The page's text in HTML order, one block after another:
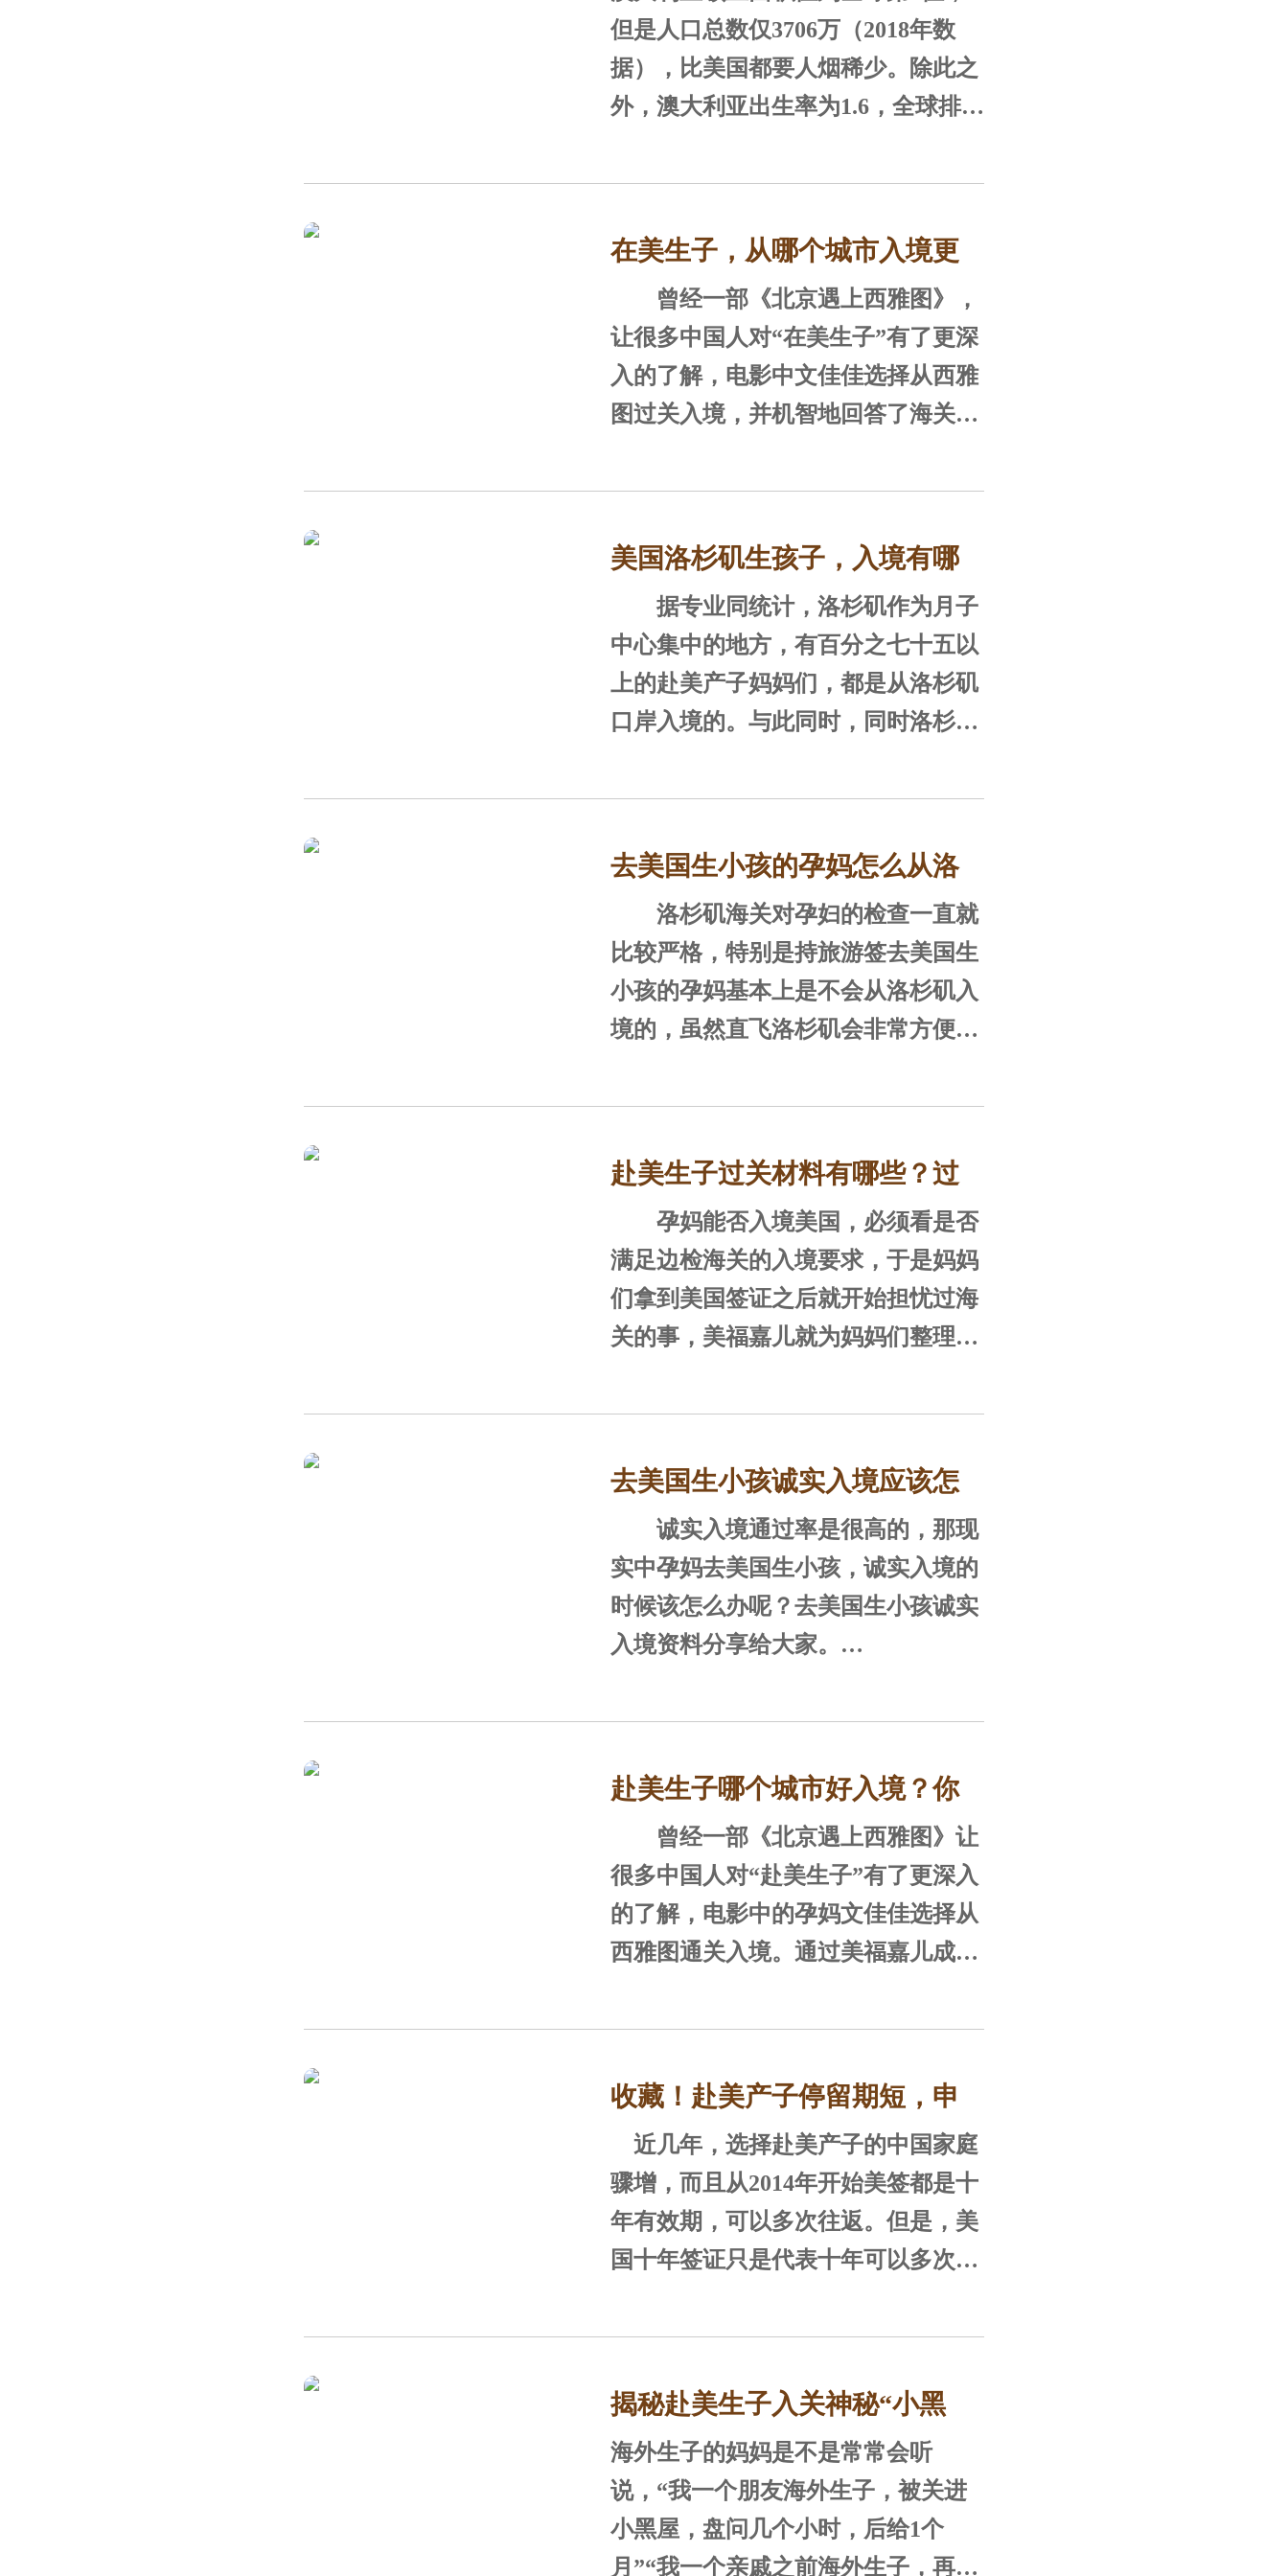
区的房价。
但是人口总数仅3706万（2018年数
据），比美国都要人烟稀少。除此之
外，澳大利亚出生率为1.6，全球排名
生子为提升这个國家的出生率做了挺
都是看好了澳大利亚环境、教育、就
业、社会保障部等方面的优势，并且
还有许多相当于美国生孩子的益处。
在美生子，从哪个城市入境更
好？
曾经一部《北京遇上西雅图》，
让很多中国人对“在美生子”有了更深
入的了解，电影中文佳佳选择从西雅
图过关入境，并机智地回答了海关的
佳那样被海关询问，甚至被带进小黑
是一门大学问。通过美福嘉儿成功在
美生子的孕妈们大多选择从洛杉矶、
夏威夷、拉斯维加斯等城市入境。
一、洛杉矶
洛杉矶位于美国的西海岸，赴美
的通关量巨大，洛杉矶海关的工作人
员在审查时也会对孕妈们特别留意。
并且洛杉矶海关的工作人员在处理孕
美国洛杉矶生孩子，入境有哪
些注意事项
据专业同统计，洛杉矶作为月子
中心集中的地方，有百分之七十五以
上的赴美产子妈妈们，都是从洛杉矶
口岸入境的。与此同时，同时洛杉矶
一，怎样顺利入境成了孕妈为关心的
一、入境需要注意的
1、诚实入境
实”的基础上，是合法的。面对海关
期入境，都要如实说明赴美生宝宝的
事实，并且要表现自信，自己是光明
正大来美国生孩子，已经规划好所有
行程，还能提供境外生育保险、医生
预约单、回程机票。
去美国生小孩的孕妈怎么从洛
杉矶过海关​？
洛杉矶海关对孕妇的检查一直就
比较严格，特别是持旅游签去美国生
小孩的孕妈基本上是不会从洛杉矶入
境的，虽然直飞洛杉矶会非常方便，
美国而不被遣返，孕妈会选择转航班
不过持有诚实签的孕妈是可以直
飞洛杉矶的。孕妈持诚实签去去美国
生小孩，入境洛杉矶还需要通过CBP
的审核，才能拿到停留期合法进入美
海关，下面就由美福嘉儿就洛杉矶过
说明。
步：窗口选CBP
入境接受洛
赴美生子过关材料有哪些？过
关流程是什么？
​孕妈能否入境美国，必须看是否
满足边检海关的入境要求，于是妈妈
们拿到美国签证之后就开始担忧过海
关的事，美福嘉儿就为妈妈们整理一
妈们都能顺顺利利过海关。
一、上飞机填写海关申报单
在中国到美国的航班上填写，由
空乘服务人员发给乘客，美国已取消
I-94出入境表格的填写，因此只需填
是直系亲属才能够共同填写一张表
格，旁系亲属及朋友关系都必须分开
单独填写。
二、前往入境大厅，办理入境
下飞
去美国生小孩诚实入境应该怎
么做？
诚实入境通过率是很高的，那现
实中孕妈去美国生小孩，诚实入境的
时候该怎么办呢？去美国生小孩诚实
入境资料分享给大家。
一、什么是诚实入境
诚实入境是去美国生小孩行业里
对孕妈诚实办理签证行为的统称，诚
实入境实质是美国B2类非移民签证，
B2类签证综合旅游、商务、医疗、探
亲等目的，通常情况下，签证获批后
民签证，在有效期内，孕妈可多次往
天。
二、诚实入境需要专项准备的材
料
样，但诚
赴美生子哪个城市好入境？你
有这些选择！(图文)
曾经一部《北京遇上西雅图》让
很多中国人对“赴美生子”有了更深入
的了解，电影中的孕妈文佳佳选择从
西雅图通关入境​。通过美福嘉儿成功
矶、塞班、夏威夷、拉斯维加斯等城
一、洛杉矶
洛杉矶位于美国的西海岸，赴美
生子产业比较发达，所以这里赴美生
工作人员在审查时也会对孕妈们特别
处理孕妈入境事宜上已经有了丰富的
经验，询问往往一针见血，但他们不
会刻意为难孕妈，孕妈们也不必太紧
张，只要诚实地回答
收藏！赴美产子停留期短，申
请延期方法详细解说！
近几年，选择赴美产子的中国家庭
骤增，而且从2014年开始美签都是十
年有效期，可以多次往返。但是，美
国十年签证只是代表十年可以多次往
在美国待多久，则取决于海关（CB
个月，一般入境者可以拿到六个月的
停留期，但不是一定会拿到六个月，
有些持旅游签的入境者可能会被给予
三个月甚至更短的停留期。
揭秘赴美生子入关神秘“小黑
屋”，美福嘉儿深度好文
海外生子的妈妈是不是常常会听
说，“我一个朋友海外生子，被关进
小黑屋，盘问几个小时，后给1个
月”“我一个亲戚之前海外生子，再去